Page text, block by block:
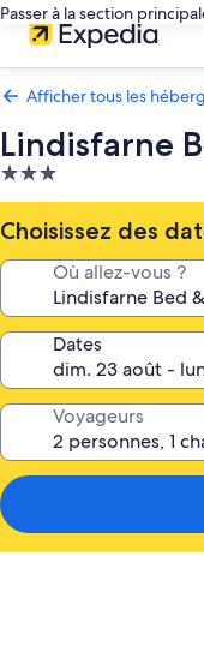
Passer à la section
Afficher tous les
Lindisfarne
Hébergement
3.0 étoiles
Choisissez des
Où allez-vous ?
Dates
Voyageurs